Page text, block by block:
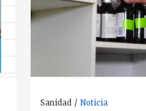
Sanidad Noticia